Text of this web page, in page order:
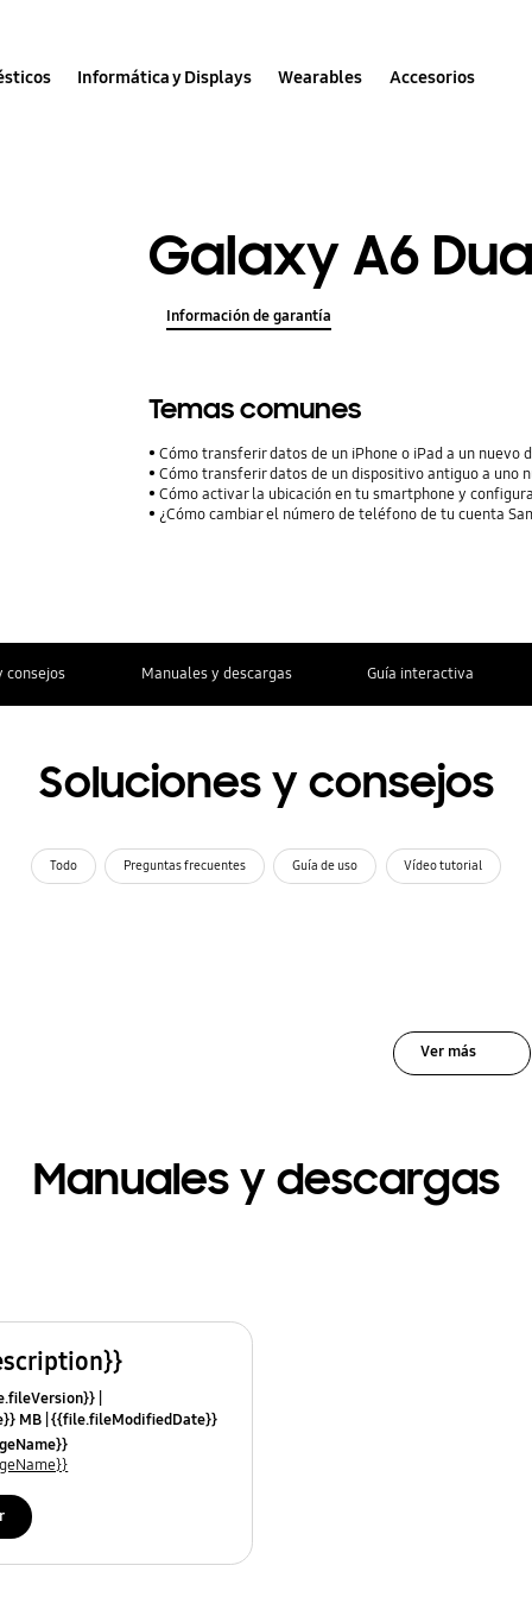
Informática y Displays Wearables Accesorios
Galaxy A6
Información de garantía
Temas comunes
Cómo transferir datos de un iPhone o iPad a un nuevo
Cómo transferir datos de un dispositivo antiguo a uno
Cómo activar la ubicación en tu smartphone y
¿Cómo cambiar el número de teléfono de tu cuenta
consejos Manuales y descargas Guía interactiva
Soluciones y consejos
Todo Preguntas frecuentes Guía de uso Vídeo tutorial
Ver más
Manuales y descargas
MB {{file.fileModifiedDate}}